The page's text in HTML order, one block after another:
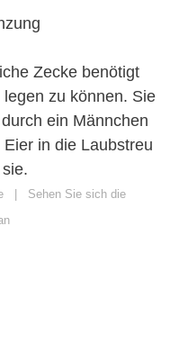
Zecke benötigt
zu können. Sie
ein Männchen
in die Laubstreu
| Sehen Sie sich die